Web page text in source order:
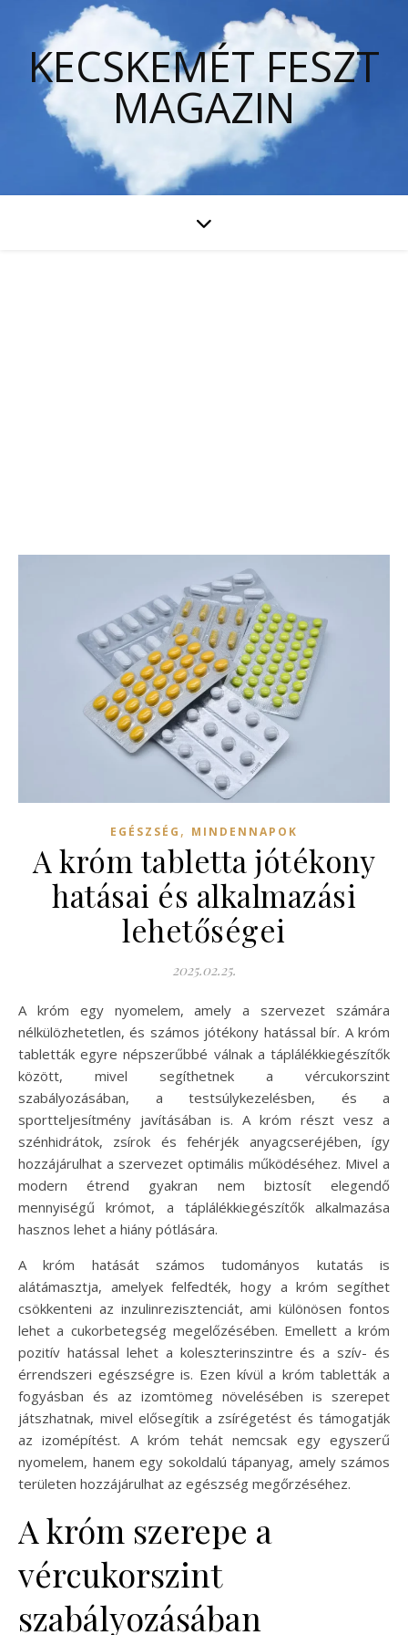
KECSKEMÉT FESZT
MAGAZIN
EGÉSZSÉG , MINDENNAPOK
A króm tabletta jótékony
hatásai és alkalmazási
lehetőségei
2025.02.25.
A króm egy nyomelem, amely a szervezet számára
nélkülözhetetlen, és számos jótékony hatással bír. A króm
tabletták egyre népszerűbbé válnak a táplálékkiegészítők
között, mivel segíthetnek a vércukorszint
szabályozásában, a testsúlykezelésben, és a
sportteljesítmény javításában is. A króm részt vesz a
szénhidrátok, zsírok és fehérjék anyagcseréjében, így
hozzájárulhat a szervezet optimális működéséhez. Mivel a
modern étrend gyakran nem biztosít elegendő
mennyiségű krómot, a táplálékkiegészítők alkalmazása
hasznos lehet a hiány pótlására.
A króm hatását számos tudományos kutatás is
alátámasztja, amelyek felfedték, hogy a króm segíthet
csökkenteni az inzulinrezisztenciát, ami különösen fontos
lehet a cukorbetegség megelőzésében. Emellett a króm
pozitív hatással lehet a koleszterinszintre és a szív- és
érrendszeri egészségre is. Ezen kívül a króm tabletták a
fogyásban és az izomtömeg növelésében is szerepet
játszhatnak, mivel elősegítik a zsírégetést és támogatják
az izomépítést. A króm tehát nemcsak egy egyszerű
nyomelem, hanem egy sokoldalú tápanyag, amely számos
területen hozzájárulhat az egészség megőrzéséhez.
A króm szerepe a
vércukorszint
szabályozásában